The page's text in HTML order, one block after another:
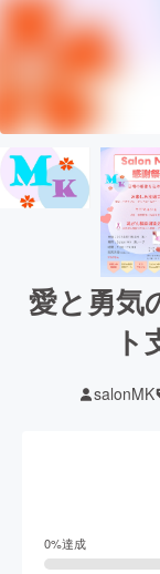
愛と勇気
salonMK
0%達成